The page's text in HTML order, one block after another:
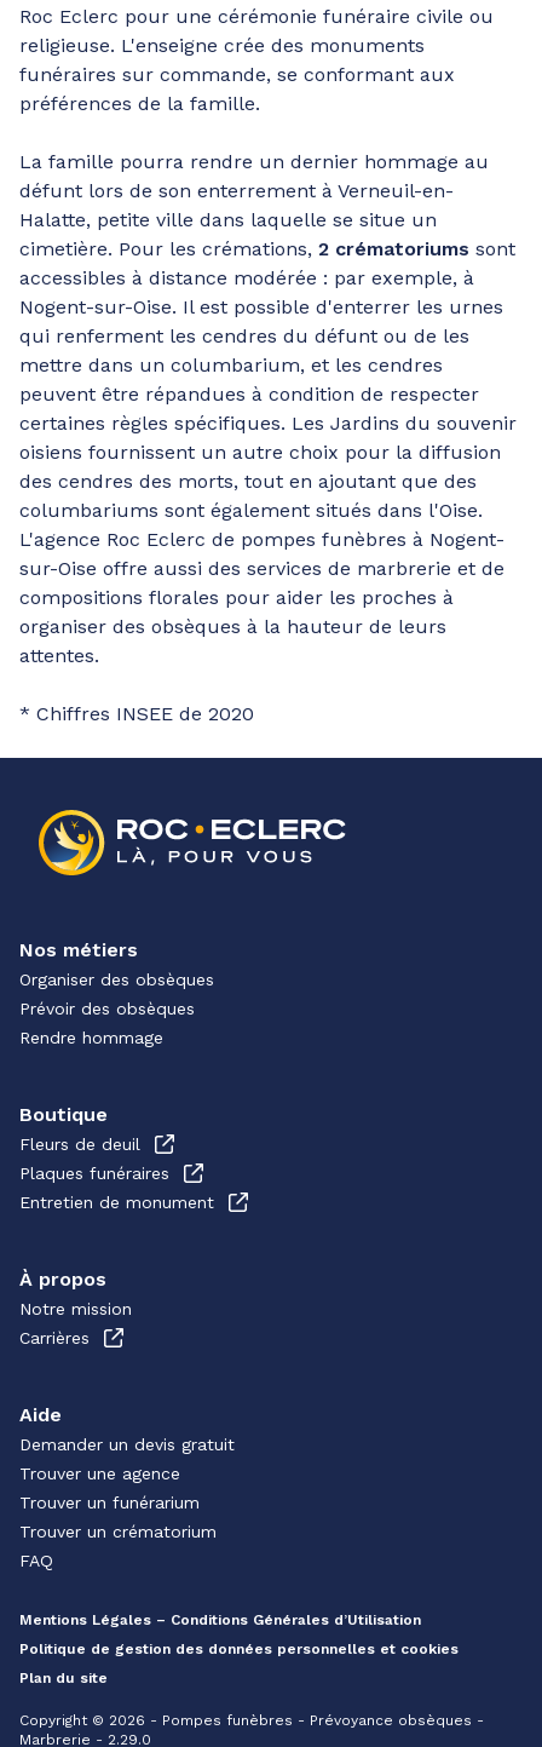
Roc Eclerc pour une cérémonie funéraire civile ou
religieuse. L'enseigne crée des monuments
funéraires sur commande, se conformant aux
préférences de la famille.
La famille pourra rendre un dernier hommage au
défunt lors de son enterrement à Verneuil-en-
Halatte, petite ville dans laquelle se situe un
cimetière. Pour les crémations, 2 crématoriums sont
accessibles à distance modérée : par exemple, à
Nogent-sur-Oise. Il est possible d'enterrer les urnes
qui renferment les cendres du défunt ou de les
mettre dans un columbarium, et les cendres
peuvent être répandues à condition de respecter
certaines règles spécifiques. Les Jardins du souvenir
oisiens fournissent un autre choix pour la diffusion
des cendres des morts, tout en ajoutant que des
columbariums sont également situés dans l'Oise.
L'agence Roc Eclerc de pompes funèbres à Nogent-
sur-Oise offre aussi des services de marbrerie et de
compositions florales pour aider les proches à
organiser des obsèques à la hauteur de leurs
attentes.
* Chiffres INSEE de 2020
Nos métiers
Organiser des obsèques
Prévoir des obsèques
Rendre hommage
Boutique
Fleurs de deuil
Plaques funéraires
Entretien de monument
À propos
Notre mission
Carrières
Aide
Demander un devis gratuit
Trouver une agence
Trouver un funérarium
Trouver un crématorium
FAQ
Mentions Légales – Conditions Générales d’Utilisation
Politique de gestion des données personnelles et cookies
Plan du site
Copyright © 2026 - Pompes funèbres - Prévoyance obsèques -
Marbrerie - 2.29.0